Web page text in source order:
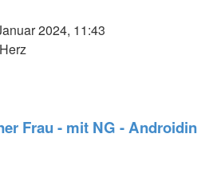
2024, 11:43
Frau - mit NG - Androidin